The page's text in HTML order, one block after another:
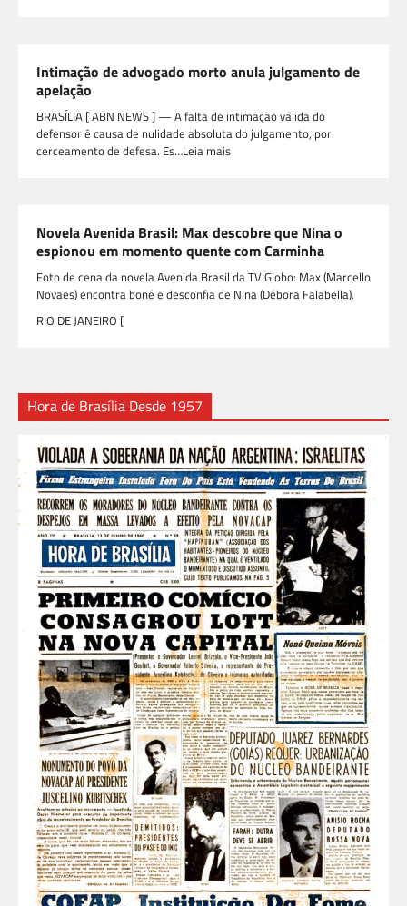
Intimação de advogado morto anula julgamento de
apelação
BRASÍLIA [ ABN NEWS ] — A falta de intimação válida do
defensor é causa de nulidade absoluta do julgamento, por
cerceamento de defesa. Es…Leia mais
Novela Avenida Brasil: Max descobre que Nina o
espionou em momento quente com Carminha
Foto de cena da novela Avenida Brasil da TV Globo: Max (Marcello
Novaes) encontra boné e desconfia de Nina (Débora Falabella).
RIO DE JANEIRO [
Hora de Brasília Desde 1957